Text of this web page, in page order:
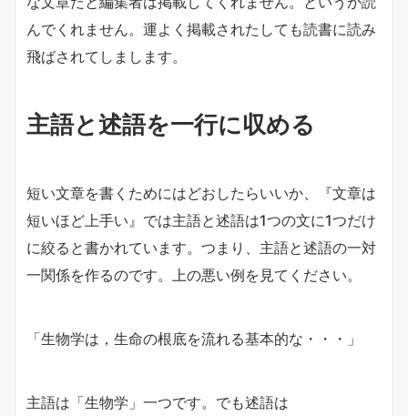
んでくれません。運よく掲載されたしても読書に読み
飛ばされてしまします。
主語と述語を一行に収める
短い文章を書くためにはどおしたらいいか、『文章は
短いほど上手い』では主語と述語は1つの文に1つだけ
に絞ると書かれています。つまり、主語と述語の一対
一関係を作るのです。上の悪い例を見てください。
「生物学は，生命の根底を流れる基本的な・・・」
主語は「生物学」一つです。でも述語は